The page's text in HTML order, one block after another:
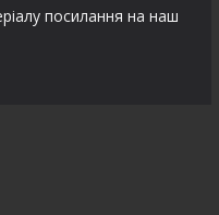
посилання на наш